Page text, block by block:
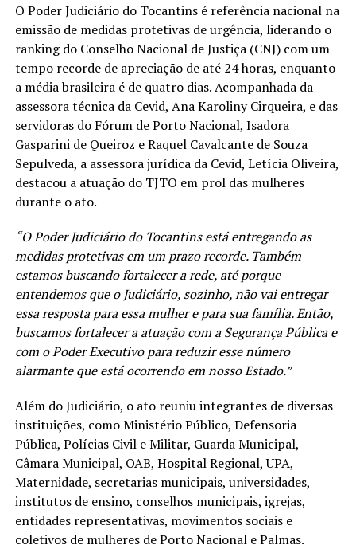
O Poder Judiciário do Tocantins é referência nacional na
emissão de medidas protetivas de urgência, liderando o
ranking do Conselho Nacional de Justiça (CNJ) com um
tempo recorde de apreciação de até 24 horas, enquanto
a média brasileira é de quatro dias. Acompanhada da
assessora técnica da Cevid, Ana Karoliny Cirqueira, e das
servidoras do Fórum de Porto Nacional, Isadora
Gasparini de Queiroz e Raquel Cavalcante de Souza
Sepulveda, a assessora jurídica da Cevid, Letícia Oliveira,
destacou a atuação do TJTO em prol das mulheres
durante o ato.
“O Poder Judiciário do Tocantins está entregando as
medidas protetivas em um prazo recorde. Também
estamos buscando fortalecer a rede, até porque
entendemos que o Judiciário, sozinho, não vai entregar
essa resposta para essa mulher e para sua família. Então,
buscamos fortalecer a atuação com a Segurança Pública e
com o Poder Executivo para reduzir esse número
alarmante que está ocorrendo em nosso Estado.”
Além do Judiciário, o ato reuniu integrantes de diversas
instituições, como Ministério Público, Defensoria
Pública, Polícias Civil e Militar, Guarda Municipal,
Câmara Municipal, OAB, Hospital Regional, UPA,
Maternidade, secretarias municipais, universidades,
institutos de ensino, conselhos municipais, igrejas,
entidades representativas, movimentos sociais e
coletivos de mulheres de Porto Nacional e Palmas.